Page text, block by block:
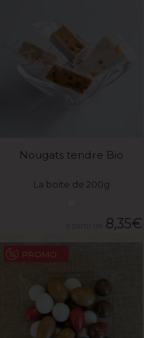
Nougats tendre Bio
La boite de 200g
8,35€
PROMO